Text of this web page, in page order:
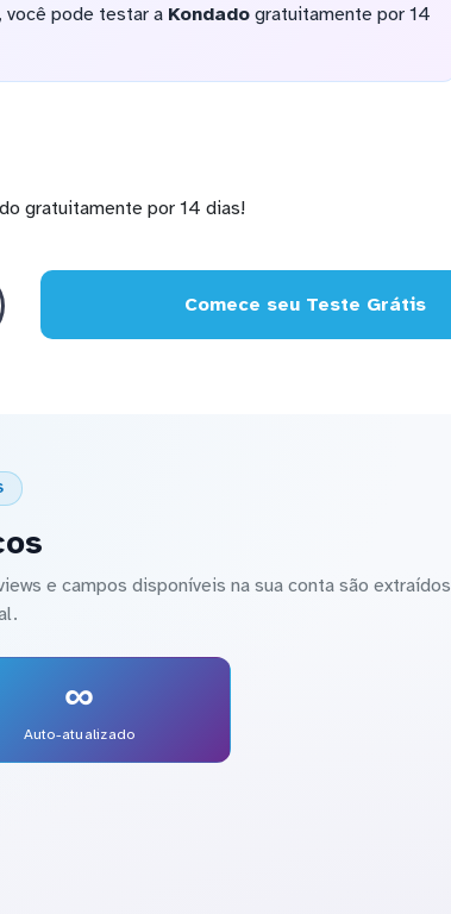
, você pode testar a Kondadogratuitamente por 14
gratuitamente por 14 dias!
Comece seu Teste Grátis
e campos disponíveis na sua conta são extraídos
∞
Auto-atualizado